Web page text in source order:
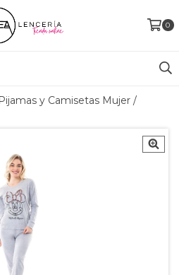
0
Pijamas y Camisetas Mujer /